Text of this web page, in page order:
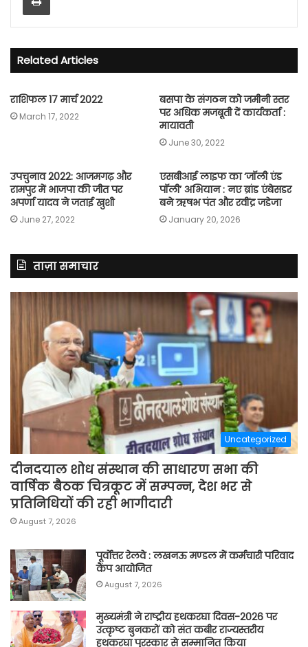
Related Articles
राशिफल 17 मार्च 2022
March 17, 2022
बसपा के संगठन को जमीनी स्तर
पर अधिक मजबूती दें कार्यकर्ता :
मायावती
June 30, 2022
उपचुनाव 2022: आजमगढ़ और
रामपुर में भाजपा की जीत पर
अपर्णा यादव ने जताई खुशी
June 27, 2022
एसबीआई लाइफ का ‘जॉली एंड
पॉली’ अभियान : नए ब्रांड एंबेसडर
बने ऋषभ पंत और रवींद्र जडेजा
January 20, 2026
ताज़ा समाचार
Uncategorized
दीनदयाल शोध संस्थान की साधारण सभा की
वार्षिक बैठक चित्रकूट में सम्पन्न, देश भर से
प्रतिनिधियों की रही भागीदारी
August 7, 2026
पूर्वाेत्तर रेलवे : लखनऊ मण्डल में कर्मचारी परिवाद
कैंप आयोजित
August 7, 2026
मुख्यमंत्री ने राष्ट्रीय हथकरघा दिवस-2026 पर
उत्कृष्ट बुनकरों को संत कबीर राज्यस्तरीय
हथकरघा पुरस्कार से सम्मानित किया